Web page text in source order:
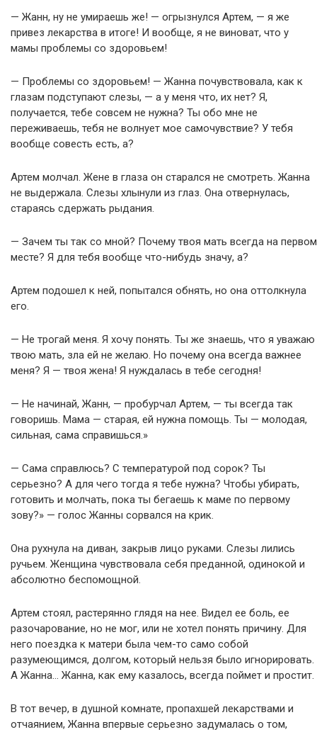
— Жанн, ну не умираешь же! — огрызнулся Артем, — я же
привез лекарства в итоге! И вообще, я не виноват, что у
мамы проблемы со здоровьем!
— Проблемы со здоровьем! — Жанна почувствовала, как к
глазам подступают слезы, — а у меня что, их нет? Я,
получается, тебе совсем не нужна? Ты обо мне не
переживаешь, тебя не волнует мое самочувствие? У тебя
вообще совесть есть, а?
Артем молчал. Жене в глаза он старался не смотреть. Жанна
не выдержала. Слезы хлынули из глаз. Она отвернулась,
стараясь сдержать рыдания.
— Зачем ты так со мной? Почему твоя мать всегда на первом
месте? Я для тебя вообще что-нибудь значу, а?
Артем подошел к ней, попытался обнять, но она оттолкнула
его.
— Не трогай меня. Я хочу понять. Ты же знаешь, что я уважаю
твою мать, зла ей не желаю. Но почему она всегда важнее
меня? Я — твоя жена! Я нуждалась в тебе сегодня!
— Не начинай, Жанн, — пробурчал Артем, — ты всегда так
говоришь. Мама — старая, ей нужна помощь. Ты — молодая,
сильная, сама справишься.»
— Сама справлюсь? С температурой под сорок? Ты
серьезно? А для чего тогда я тебе нужна? Чтобы убирать,
готовить и молчать, пока ты бегаешь к маме по первому
зову?» — голос Жанны сорвался на крик.
Она рухнула на диван, закрыв лицо руками. Слезы лились
ручьем. Женщина чувствовала себя преданной, одинокой и
абсолютно беспомощной.
Артем стоял, растерянно глядя на нее. Видел ее боль, ее
разочарование, но не мог, или не хотел понять причину. Для
него поездка к матери была чем-то само собой
разумеющимся, долгом, который нельзя было игнорировать.
А Жанна… Жанна, как ему казалось, всегда поймет и простит.
В тот вечер, в душной комнате, пропахшей лекарствами и
отчаянием, Жанна впервые серьезно задумалась о том,